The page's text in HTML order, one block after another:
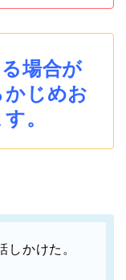
場合が
じめお
。
しかけた。